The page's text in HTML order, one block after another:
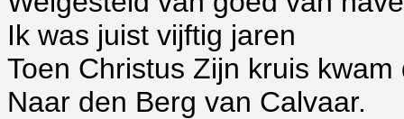
Ik was juist vijftig jaren
Toen Christus Zijn kruis kwam
Naar den Berg van Calvaar.